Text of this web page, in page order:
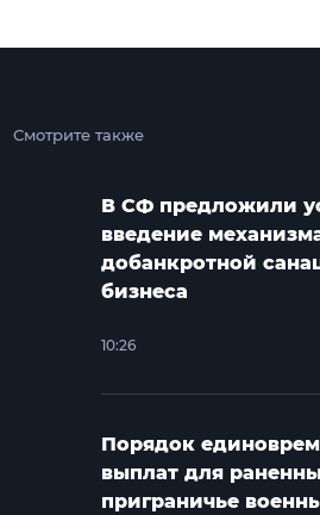
Смотрите также
В СФ предложили
введение
добанкротной
бизнеса
10:26
Порядок
выплат для
приграничье